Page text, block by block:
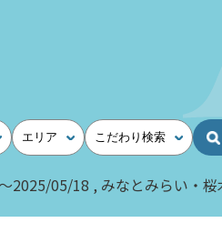
エリア こだわり検索
2025/05/18 みなとみらい・